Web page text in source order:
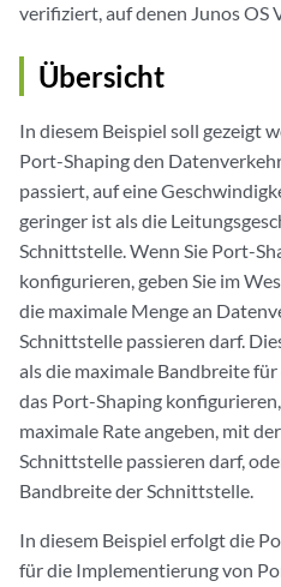
verifiziert, auf denen Junos OS
Übersicht
In diesem Beispiel soll gezeigt
Port-Shaping den
passiert, auf eine
geringer ist als die
Schnittstelle. Wenn Sie Port-
konfigurieren, geben Sie im
die maximale Menge an
Schnittstelle passieren darf.
als die maximale Bandbreite
das Port-Shaping
maximale Rate angeben, mit
Schnittstelle passieren darf,
Bandbreite der Schnittstelle.
In diesem Beispiel erfolgt die
für die Implementierung von